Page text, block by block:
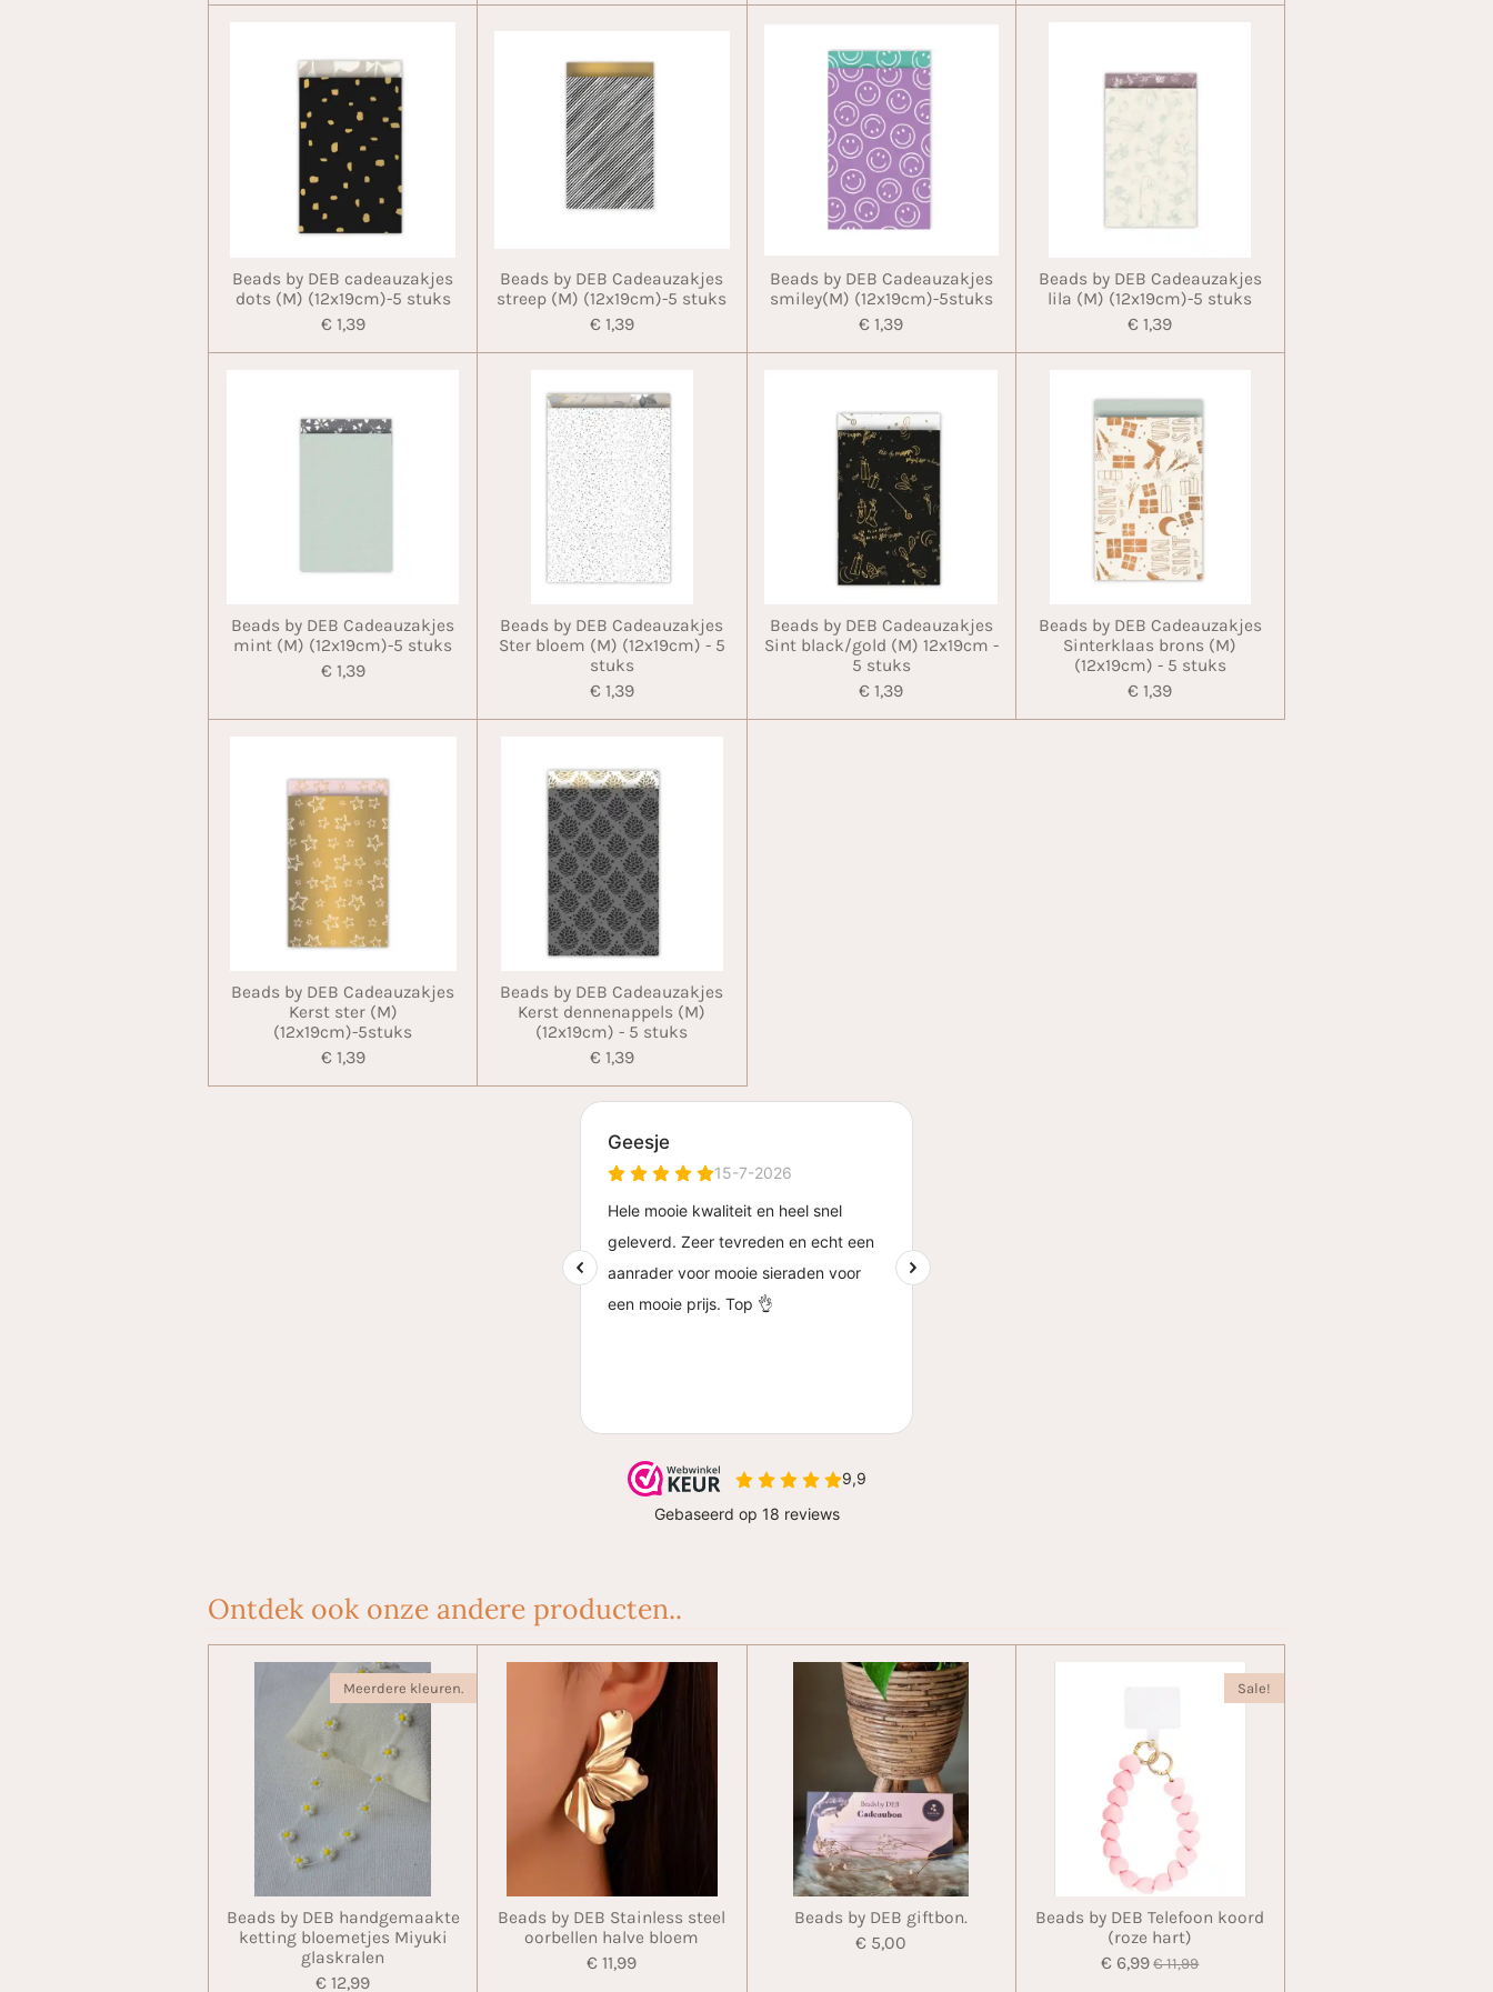
Beads by DEB cadeauzakjes
dots (M) (12x19cm)-5 stuks
€ 1,39
Beads by DEB Cadeauzakjes
streep (M) (12x19cm)-5 stuks
€ 1,39
Beads by DEB Cadeauzakjes
smiley(M) (12x19cm)-5stuks
€ 1,39
Beads by DEB Cadeauzakjes
lila (M) (12x19cm)-5 stuks
€ 1,39
Beads by DEB Cadeauzakjes
mint (M) (12x19cm)-5 stuks
€ 1,39
Beads by DEB Cadeauzakjes
Ster bloem (M) (12x19cm) - 5
stuks
€ 1,39
Beads by DEB Cadeauzakjes
Sint black/gold (M) 12x19cm -
5 stuks
€ 1,39
Beads by DEB Cadeauzakjes
Sinterklaas brons (M)
(12x19cm) - 5 stuks
€ 1,39
Beads by DEB Cadeauzakjes
Kerst ster (M)
(12x19cm)-5stuks
€ 1,39
Beads by DEB Cadeauzakjes
Kerst dennenappels (M)
(12x19cm) - 5 stuks
€ 1,39
Ontdek ook onze andere producten..
Meerdere kleuren.
Beads by DEB handgemaakte
ketting bloemetjes Miyuki
glaskralen
€ 12,99
Beads by DEB Stainless steel
oorbellen halve bloem
€ 11,99
Beads by DEB giftbon.
€ 5,00
Sale!
Beads by DEB Telefoon koord
(roze hart)
€ 6,99€ 11,99